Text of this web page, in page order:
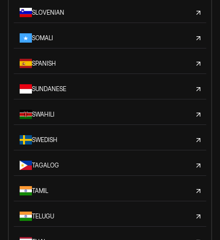
SLOVENIAN
SOMALI
SPANISH
SUNDANESE
SWAHILI
SWEDISH
TAGALOG
TAMIL
TELUGU